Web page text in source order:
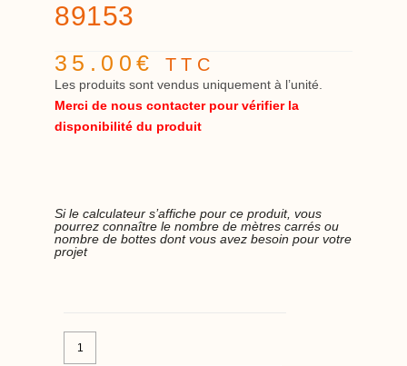
89153
35.00 € TTC
Les produits sont vendus uniquement à l’unité.
Merci de nous contacter pour vérifier la
disponibilité du produit
Si le calculateur s’affiche pour ce produit, vous
pourrez connaître le nombre de mètres carrés ou
nombre de bottes dont vous avez besoin pour votre
projet